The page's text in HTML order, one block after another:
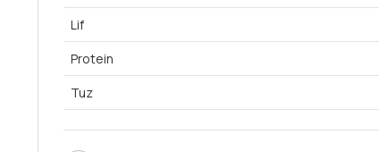
Lif
Protein
Tuz